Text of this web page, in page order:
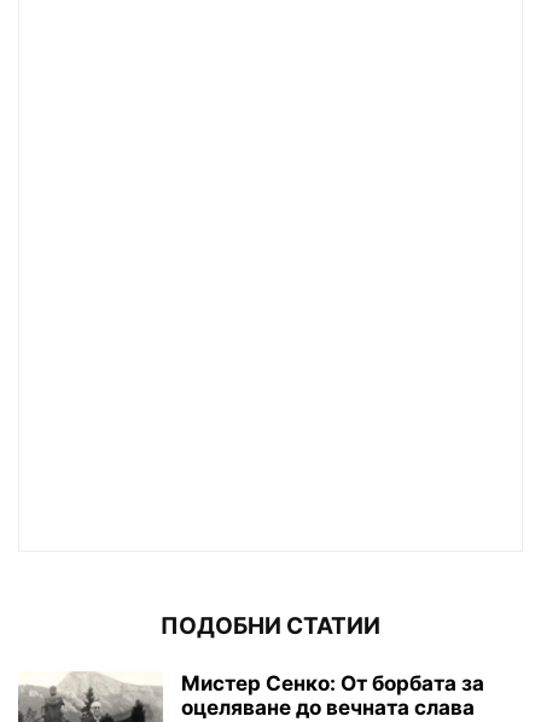
ПОДОБНИ СТАТИИ
Мистер Сенко: От борбата за
оцеляване до вечната слава